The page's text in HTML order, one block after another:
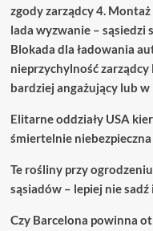
zgody zarządcy 4.
lada wyzwanie – sąsiedzi
Blokada dla ładowania
nieprzychylność zarządcy
bardziej angażujący lub
Elitarne oddziały USA
śmiertelnie
Te rośliny przy
sąsiadów – lepiej nie sadź
Czy Barcelona powinna